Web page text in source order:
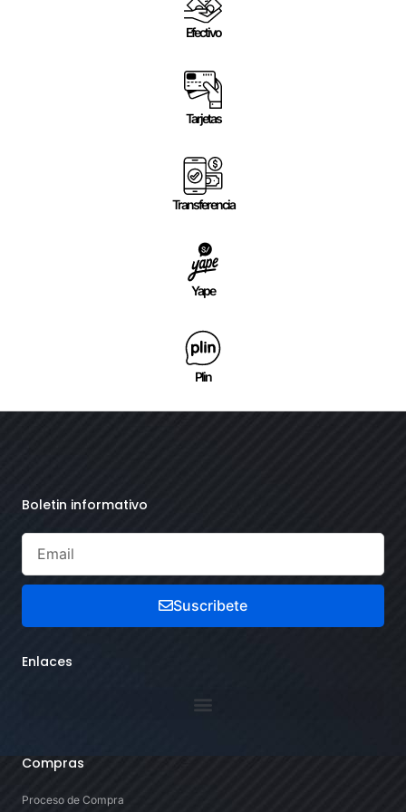
Efectivo
Tarjetas
Transferencia
Yape
Plin
Boletin informativo
Suscribete
Enlaces
Compras
Proceso de Compra